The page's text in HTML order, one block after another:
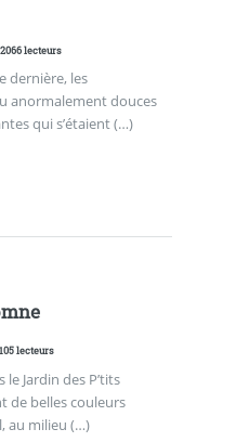
lecteurs
dernière, les
anormalement douces
qui s’étaient (…)
lecteurs
Jardin des P’tits
de belles couleurs
au milieu (…)